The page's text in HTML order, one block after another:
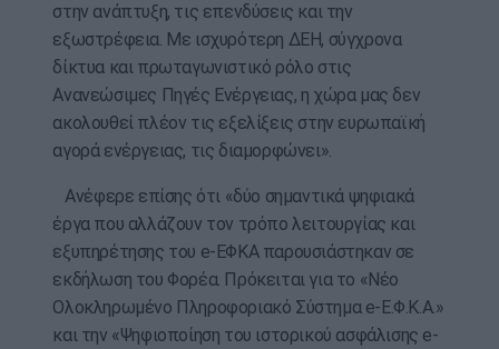
στην ανάπτυξη, τις επενδύσεις και την
εξωστρέφεια. Με ισχυρότερη ΔΕΗ, σύγχρονα
δίκτυα και πρωταγωνιστικό ρόλο στις
Ανανεώσιμες Πηγές Ενέργειας, η χώρα μας δεν
ακολουθεί πλέον τις εξελίξεις στην ευρωπαϊκή
αγορά ενέργειας, τις διαμορφώνει».
Ανέφερε επίσης ότι «δύο σημαντικά ψηφιακά
έργα που αλλάζουν τον τρόπο λειτουργίας και
εξυπηρέτησης του e-ΕΦΚΑ παρουσιάστηκαν σε
εκδήλωση του Φορέα. Πρόκειται για το «Νέο
Ολοκληρωμένο Πληροφοριακό Σύστημα e-Ε.Φ.Κ.Α.»
και την «Ψηφιοποίηση του ιστορικού ασφάλισης e-